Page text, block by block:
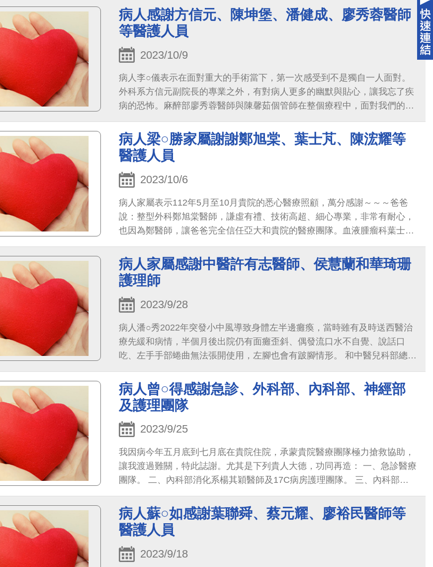
謝。 【給診間護理師 - 石旻/徐孟涵】謝謝石旻護理師你即使忙著處理各種
事務，依然總是仔細關注我的狀況；也謝謝孟涵護理師你在術前貼心的提
醒。 【給兩位聽力師(陳冠儒、林芝菁)/ 0701(六)小夜班放射科(陳智健放射
科、陳宛廷護理師)】謝謝兩位聽力師，你們在幫我做聽力測驗前會關心最
近我耳朵的情況；也謝謝兩位放射科人員，在我頭部躺不到底又看不到自己
的身體位置，而有點害怕時在旁即時說明，以及提前提醒進去機器會感到全
身發熱是正常的，謝謝你們。 【給0730(日) - 0801(二) 病房護理師(郭麗華)/
易宛鈴住院醫師】謝謝你們不定時幫我打點滴、量血壓、給藥、辦出院、給
出院醫囑單等，另外，謝謝耳鼻喉部易宛鈴住院醫師，認真仔細的詢問症
狀，日夜工作的你們辛苦了。 【給0731(一)手術團隊(謝明耿醫師、趙韻雯
麻醉專科護理師)/轉送人員】謝謝你們幫我做手術，以及在準備室和恢復室
護理師們的協助，還有麻醉科醫護人員詳細、親切的說明；也謝謝活潑的轉
送人員 ，幫我推輪椅到準備室。 這段時間謝謝你們的幫助，真心祝福你們
一定也要身體健康喔~！
病人感謝方信元、陳坤堡、潘健成、廖秀蓉醫師
等醫護人員
2023/10/9
病人李○儀表示在面對重大的手術當下，第一次感受到不是獨自一人面對。
外科系方信元副院長的專業之外，有對病人更多的幽默與貼心，讓我忘了疾
病的恐怖。麻醉部廖秀蓉醫師與陳馨茹個管師在整個療程中，面對我們的疑
問給予我們的全程解說支持，讓我有戰勝疾病的信心。還有麻醉部潘健成科
主任與陳坤堡部主任的專業與用心，從麻醉到恢復，我像是睡了很好的一
覺，醒來手術就結束了。還有很多來不及認識我就出院了的醫護朋友們，謝
謝你們的幫助！你們太讚了！
病人梁○勝家屬謝謝鄭旭棠、葉士芃、陳浤耀等
醫護人員
2023/10/6
病人家屬表示112年5月至10月貴院的悉心醫療照顧，萬分感謝～～～爸爸
說：整型外科鄭旭棠醫師，謙虛有禮、技術高超、細心專業，非常有耐心，
也因為鄭醫師，讓爸爸完全信任亞大和貴院的醫療團隊。血液腫瘤科葉士芃
副主任，一位有魔法的醫師，像是爸爸的安心丸，只要看到葉副主任，生理
心理都變好，在住院期間就期待著看到葉副主任查房，一副粉絲見偶像的樣
子。肝膽腸胃科陳浤耀醫師，外表酷酷、非常專業，處理爸爸的腸胃道出
血，調整爸爸的身體狀況，讓爸爸有足夠的身體條件可以接受化療。照顧過
爸爸的血液腫瘤科病房、腸胃科病房的護理師們，細心專業的照護也讓爸爸
非常感念、感謝。此外，我們家屬也非常感謝呼吸加護病房的陳韋成主秘，
和RICU-18的護理師，細心仔細的病史詢問和事項提醒，視病猶親的溫暖，
真的很感謝。寫這封信希望院方能代為轉達患者的感謝，及家屬的由衷感
謝！謝謝貴院的醫療團隊！
病人家屬感謝中醫許有志醫師、侯慧蘭和華琦珊
護理師
2023/9/28
病人潘○秀2022年突發小中風導致身體左半邊癱瘓，當時雖有及時送西醫治
療先緩和病情，半個月後出院仍有面癱歪斜、偶發流口水不自覺、說話口
吃、左手手部蜷曲無法張開使用，左腳也會有跛腳情形。 和中醫兒科部總醫
想抱著一試的心態讓我母親也試著讓許醫師針灸搭配中藥調理看看，經過這
八、九個月的每週至少2次的調理下，手部竟然神奇的張開活動，也可以執
行生活上的動作，輕拿物品或簡單家務甚至可以輔助做飯切菜，面部也不再
像之前歪斜嚴重，口吃的問題也緩解許多，還有現在慢慢行走時已經看不出
之前跛腳情形了，非常感謝許有志醫師每次不厭其煩的為我母親施針治療，
也能精準對症下藥，讓我媽媽能在黃金期恢復得如此神速(連復健科的病友
都驚訝我母親恢復得幾乎和正常人沒兩樣，甚至懷疑我母親是不是真的中
風)。 誠摯感謝許醫師仁心仁術的專業治療，也謝謝時常協助的侯慧蘭和華
琦珊護理師，感謝真的特別感謝中醫兒科優質門診的許有志醫師！接下來的
日子，還是要繼續麻煩有志醫師繼續治療哦！
病人曾○得感謝急診、外科部、內科部、神經部
及護理團隊
2023/9/25
我因病今年五月底到七月底在貴院住院，承蒙貴院醫療團隊極力搶救協助，
讓我渡過難關，特此誌謝。尤其是下列貴人大德，功同再造： 一、急診醫療
團隊。 二、內科部消化系楊其穎醫師及17C病房護理團隊。 三、內科部胸
腔科陳鼎翰醫師及內科加護病房醫護團隊。 四、外科部心臟血管外科南玉芸
醫師葉克膜醫療團隊。 五、內科部感染科何茂旺主任。 六、顏嘉締專科護
理師。 七、內科部胸腔科廖偉志主任。 八、神經部陳冠妃醫師。 九、以及
其他在我住院期間協力照護我的各科醫護團隊。 盡心盡力的照護，醫德昭
彰，希望院方予以大力表揚。銘感五內，特此申謝。
病人蘇○如感謝葉聯舜、蔡元耀、廖裕民醫師等
醫護人員
2023/9/18